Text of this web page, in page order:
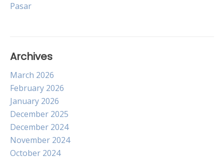
navigation
Pasar
Archives
March 2026
February 2026
January 2026
December 2025
December 2024
November 2024
October 2024